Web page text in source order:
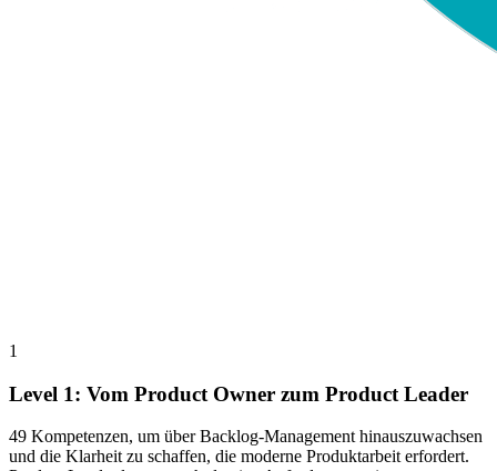
1
Level 1: Vom Product Owner zum Product Leader
49 Kompetenzen, um über Backlog-Management hinauszuwachsen
und die Klarheit zu schaffen, die moderne Produktarbeit erfordert.